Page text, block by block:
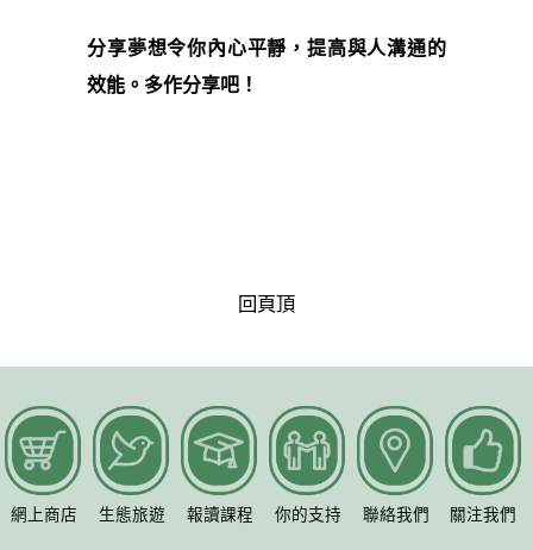
分享夢想令你內心平靜，提高與人溝通的
效能。多作分享吧！
回頁頂
網上商店 生態旅遊 報讀課程 你的支持 聯絡我們 關注我們